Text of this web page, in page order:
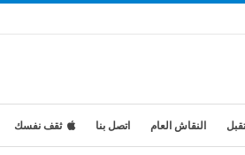
النقاش العام اتصل بنا ثقف نفسك